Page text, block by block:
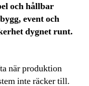
och hållbar
event och
dygnet runt.
när produktion
inte räcker till.